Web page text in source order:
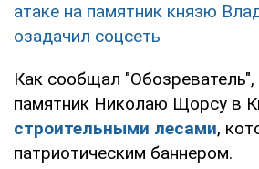
атаке на памятник князю
озадачил соцсеть
Как сообщал
памятник Николаю Щорсу в
строительными лесами,
патриотическим баннером.